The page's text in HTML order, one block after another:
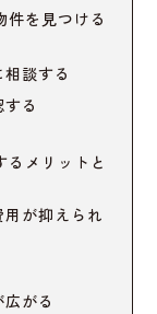
件を見つける
談する
る
るメリットと
が抑えられ
がる